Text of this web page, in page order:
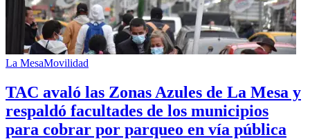
La MesaMovilidad
TAC avaló las Zonas Azules de La Mesa y
respaldó facultades de los municipios
para cobrar por parqueo en vía pública